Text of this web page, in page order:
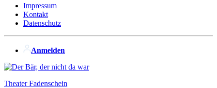
Impressum
Kontakt
Datenschutz
Anmelden
Theater Fadenschein